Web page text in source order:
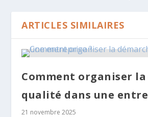
ARTICLES SIMILAIRES
Comment organiser
qualité dans une
21 novembre 2025